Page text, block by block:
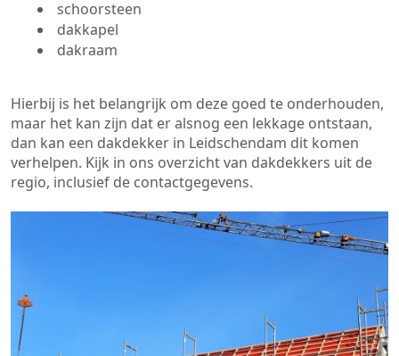
schoorsteen
dakkapel
dakraam
Hierbij is het belangrijk om deze goed te onderhouden,
maar het kan zijn dat er alsnog een lekkage ontstaan,
dan kan een dakdekker in Leidschendam dit komen
verhelpen. Kijk in ons overzicht van dakdekkers uit de
regio, inclusief de contactgegevens.